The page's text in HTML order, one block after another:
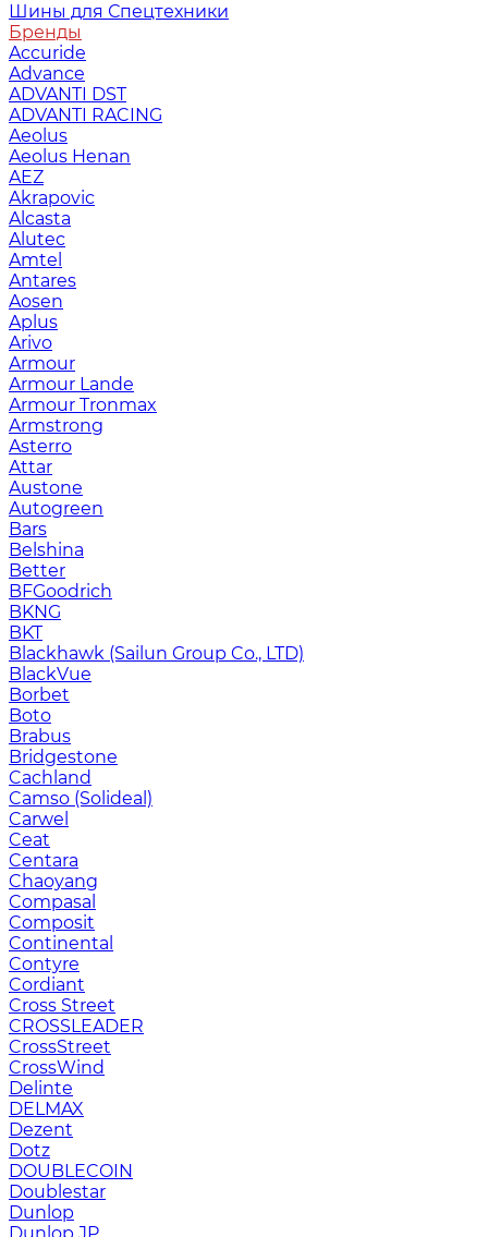
Шины для Спецтехники
Бренды
Accuride
Advance
ADVANTI DST
ADVANTI RACING
Aeolus
Aeolus Henan
AEZ
Akrapovic
Alcasta
Alutec
Amtel
Antares
Aosen
Aplus
Arivo
Armour
Armour Lande
Armour Tronmax
Armstrong
Asterro
Attar
Austone
Autogreen
Bars
Belshina
Better
BFGoodrich
BKNG
BKT
Blackhawk (Sailun Group Co., LTD)
BlackVue
Borbet
Boto
Brabus
Bridgestone
Cachland
Camso (Solideal)
Carwel
Ceat
Centara
Chaoyang
Compasal
Composit
Continental
Contyre
Cordiant
Cross Street
CROSSLEADER
CrossStreet
CrossWind
Delinte
DELMAX
Dezent
Dotz
DOUBLECOIN
Doublestar
Dunlop